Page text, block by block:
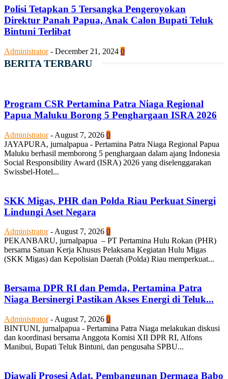
Polisi Tetapkan 5 Tersangka Pengeroyokan
Direktur Panah Papua, Anak Calon Bupati Teluk
Bintuni Terlibat
Administrator - December 21, 2024 0
BERITA TERBARU
Program CSR Pertamina Patra Niaga Regional
Papua Maluku Borong 5 Penghargaan ISRA 2026
Administrator - August 7, 2026 0
JAYAPURA, jurnalpapua - Pertamina Patra Niaga Regional Papua
Maluku berhasil memborong 5 penghargaan dalam ajang Indonesia
Social Responsibility Award (ISRA) 2026 yang diselenggarakan
Swissbel-Hotel...
SKK Migas, PHR dan Polda Riau Perkuat Sinergi
Lindungi Aset Negara
Administrator -August 7, 2026 0
PEKANBARU, jurnalpapua – PT Pertamina Hulu Rokan (PHR)
bersama Satuan Kerja Khusus Pelaksana Kegiatan Hulu Migas
(SKK Migas) dan Kepolisian Daerah (Polda) Riau memperkuat...
Bersama DPR RI dan Pemda, Pertamina Patra
Niaga Bersinergi Pastikan Akses Energi di Teluk...
Administrator - August 7, 2026 0
BINTUNI, jurnalpapua - Pertamina Patra Niaga melakukan diskusi
dan koordinasi bersama Anggota Komisi XII DPR RI, Alfons
Manibui, Bupati Teluk Bintuni, dan pengusaha SPBU...
Diawali Prosesi Adat, Pembangunan Dermaga Babo